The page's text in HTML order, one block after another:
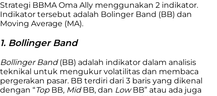
Strategi BBMA Oma Ally menggunakan 2 indikator.
Indikator tersebut adalah Bolinger Band (BB) dan
Moving Average (MA).
1. Bollinger Band
Bollinger Band(BB) adalah indikator dalam analisis
teknikal untuk mengukur volatilitas dan membaca
pergerakan pasar. BB terdiri dari 3 baris yang dikenal
dengan “TopBB, MidBB, dan LowBB” atau ada juga